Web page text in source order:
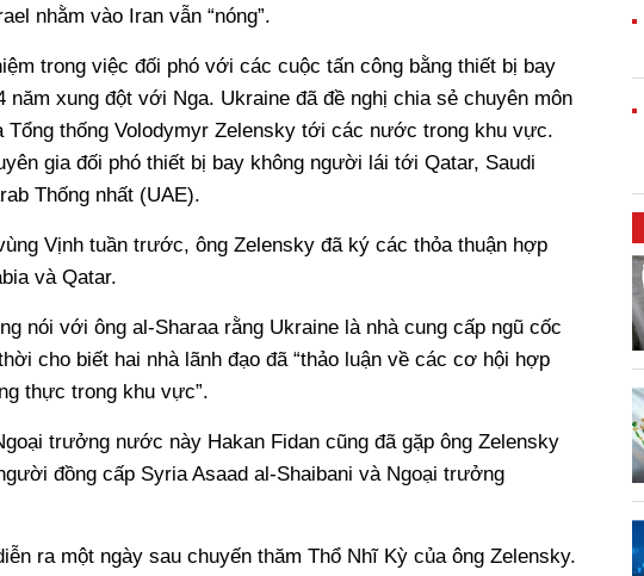
nhằm vào Iran vẫn “nóng”.
trong việc đối phó với các cuộc tấn công bằng thiết bị bay
xung đột với Nga. Ukraine đã đề nghị chia sẻ chuyên môn
Tổng thống Volodymyr Zelensky tới các nước trong khu vực.
gia đối phó thiết bị bay không người lái tới Qatar, Saudi
Thống nhất (UAE).
Vịnh tuần trước, ông Zelensky đã ký các thỏa thuận hợp
và Qatar.
nói với ông al-Sharaa rằng Ukraine là nhà cung cấp ngũ cốc
cho biết hai nhà lãnh đạo đã “thảo luận về các cơ hội hợp
thực trong khu vực”.
trưởng nước này Hakan Fidan cũng đã gặp ông Zelensky
đồng cấp Syria Asaad al-Shaibani và Ngoại trưởng
ra một ngày sau chuyến thăm Thổ Nhĩ Kỳ của ông Zelensky.